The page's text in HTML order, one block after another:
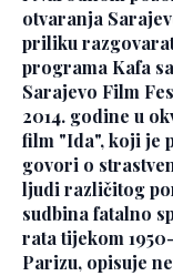
otvaranja
priliku
programa Kafa
Sarajevo Film
2014. godine u
film "Ida", koji je
govori o
ljudi različitog
sudbina fatalno
rata tijekom
Parizu, opisuje